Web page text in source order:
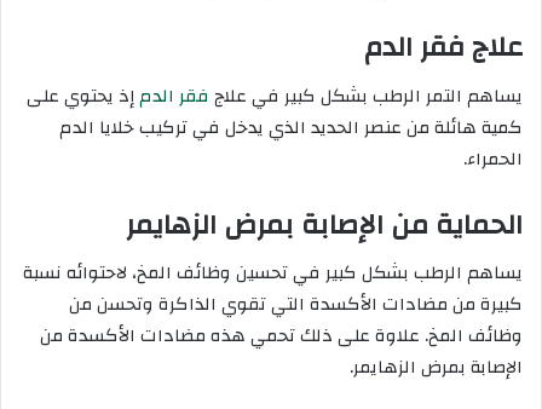
علاج فقر الدم
يساهم التمر الرطب بشكل كبير في علاج فقر الدمإذ يحتوي على
كمية هائلة من عنصر الحديد الذي يدخل في تركيب خلايا الدم
الحمراء.
الحماية من الإصابة بمرض الزهايمر
يساهم الرطب بشكل كبير في تحسين وظائف المخ، لاحتوائه نسبة
كبيرة من مضادات الأكسدة التي تقوي الذاكرة وتحسن من
وظائف المخ. علاوة على ذلك تحمي هذه مضادات الأكسدة من
الإصابة بمرض الزهايمر.